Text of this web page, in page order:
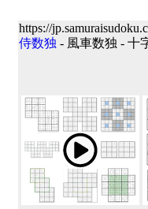
https://
侍数独 - 風車数独 - 十